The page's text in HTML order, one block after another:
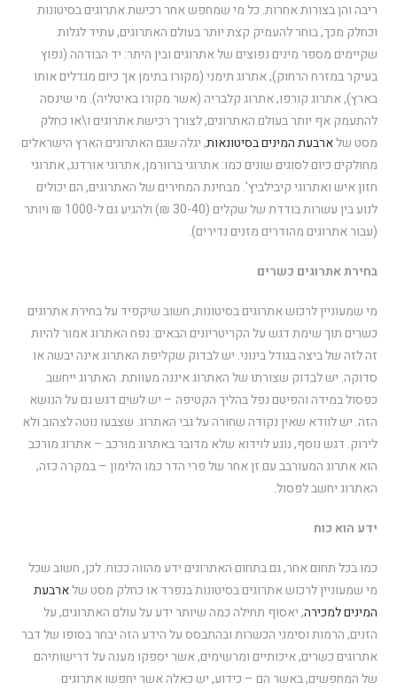
ריבה והן בצורות אחרות. כל מי שמחפש אחר רכישת אתרוגים בסיטונות
וכחלק מכך, בוחר להעמיק קצת יותר בעולם האתרוגים, עתיד לגלות
שקיימים מספר מינים נפוצים של אתרוגים ובין היתר: יד הבודהה (נפוץ
בעיקר במזרח הרחוק), אתרוג תימני (מקורו בתימן אך כיום מגדלים אותו
בארץ), אתרוג קורפו, אתרוג קלבריה (אשר מקורו באיטליה). מי שינסה
להתעמק אף יותר בעולם האתרוגים, לצורך רכישת אתרוגים ו\או כחלק
מסט שלארבעת המינים בסיטונאות, יגלה שגם האתרוגים הארץ הישראלים
מחולקים כיום לסוגים שונים כמו: אתרוגי ברוורמן, אתרוגי אורדנג, אתרוגי
חזון איש ואתרוגי קיבילביץ'. מבחינת המחירים של האתרוגים, הם יכולים
לנוע בין עשרות בודדת של שקלים (30-40 ₪) ולהגיע גם ל-1000 ₪ ויותר
(עבור אתרוגים מהודרים מזנים נדירים).
בחירת אתרוגים כשרים
מי שמעוניין לרכוש אתרוגים בסיטונות, חשוב שיקפיד על בחירת אתרוגים
כשרים תוך שימת דגש על הקריטריונים הבאים: נפח האתרוג אמור להיות
זה לזה של ביצה בגודל בינוני. יש לבדוק שקליפת האתרוג אינה יבשה או
סדוקה. יש לבדוק שצורתו של האתרוג איננה מעוותת. האתרוג ייחשב
כפסול במידה והפיטם נפל בהליך הקטיפה – יש לשים דגש גם על הנושא
הזה. יש לוודא שאין נקודה שחורה על גבי האתרוג. שצבעו נוטה לצהוב ולא
לירוק. דגש נוסף, נוגע לוידוא שלא מדובר באתרוג מורכב – אתרוג מורכב
הוא אתרוג המעורבב עם זן אחר של פרי הדר כמו הלימון – במקרה כזה,
האתרוג יחשב לפסול.
ידע הוא כוח
כמו בכל תחום אחר, גם בתחום האתרוגים ידע מהווה ככוח. לכן, חשוב שכל
מי שמעוניין לרכוש אתרוגים בסיטונות בנפרד או כחלק מסט שלארבעת
המינים למכירה, יאסוף תחילה כמה שיותר ידע על עולם האתרוגים, על
הזנים, הרמות וסימני הכשרות ובהתבסס על הידע הזה יבחר בסופו של דבר
אתרוגים כשרים, איכותיים ומרשימים, אשר יספקו מענה על דרישותיהם
של המחפשים, באשר הם – כידוע, יש כאלה אשר יחפשו אתרוגים